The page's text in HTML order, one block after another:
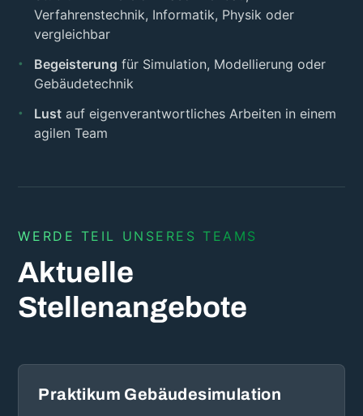
Verfahrenstechnik, Informatik, Physik oder
vergleichbar
Begeisterung für Simulation, Modellierung oder
Gebäudetechnik
Lust auf eigenverantwortliches Arbeiten in einem
agilen Team
WERDE TEIL UNSERES TEAMS
Aktuelle
Stellenangebote
Praktikum Gebäudesimulation